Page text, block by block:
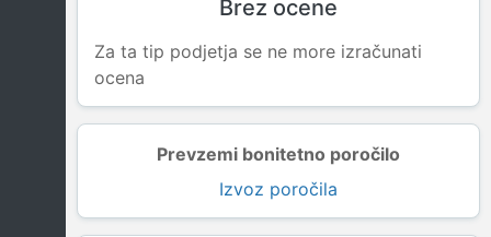
Prevzemi bonitetno poročilo
Izvoz poročila
Brez ocene
Za ta tip podjetja se ne more izračunati
ocena